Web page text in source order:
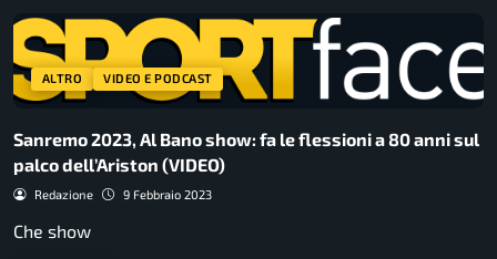
ALTRO VIDEO E PODCAST
Sanremo 2023, Al Bano show: fa le flessioni a 80 anni sul
palco dell’Ariston (VIDEO)
Redazione 9 Febbraio 2023
Che show